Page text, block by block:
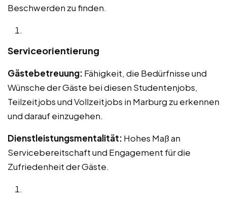
Beschwerden zu finden.
Serviceorientierung
Gästebetreuung: Fähigkeit, die Bedürfnisse und
Wünsche der Gäste bei diesen Studentenjobs,
Teilzeitjobs und Vollzeitjobs in Marburg zu erkennen
und darauf einzugehen.
Dienstleistungsmentalität: Hohes Maß an
Servicebereitschaft und Engagement für die
Zufriedenheit der Gäste.